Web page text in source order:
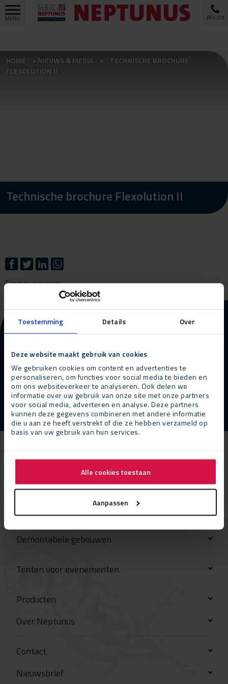
Toestemming Details Over
Deze website maakt gebruik van cookies
We gebruiken cookies om content en advertenties te
personaliseren, om functies voor social media te bieden en
om ons websiteverkeer te analyseren. Ook delen we
informatie over uw gebruik van onze site met onze partners
voor social media, adverteren en analyse. Deze partners
kunnen deze gegevens combineren met andere informatie
die u aan ze heeft verstrekt of die ze hebben verzameld op
basis van uw gebruik van hun services.
Alle cookies toestaan
Aanpassen
MENU BELLEN
HOME NIEUWS & MEDIA
TECHNISCHE BROCHURE
FLEXOLUTION II
Technische brochure Flexolution II
Terug naar nieuws
More information about our
products and services?
Contact opnemen Bel ons
Demontabele gebouwen
Tenten voor evenementen
Producten
Over Neptunus
Contact
Nieuwsbrief